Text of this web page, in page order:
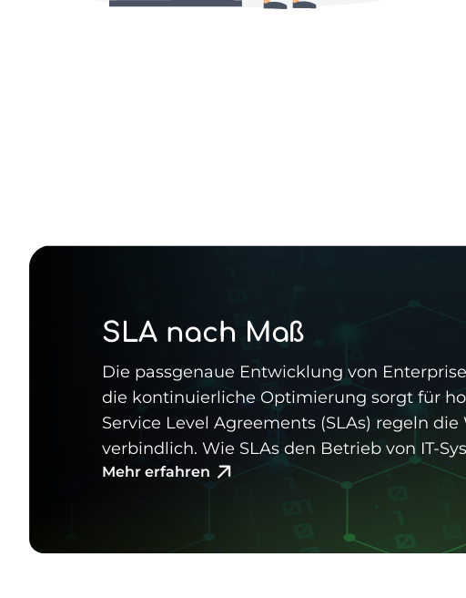
SLA nach Maß
Die passgenaue Entwicklung von
die kontinuierliche Optimierung sorgt für
Service Level Agreements (SLAs) regeln
verbindlich. Wie SLAs den Betrieb von IT-
Mehr erfahren